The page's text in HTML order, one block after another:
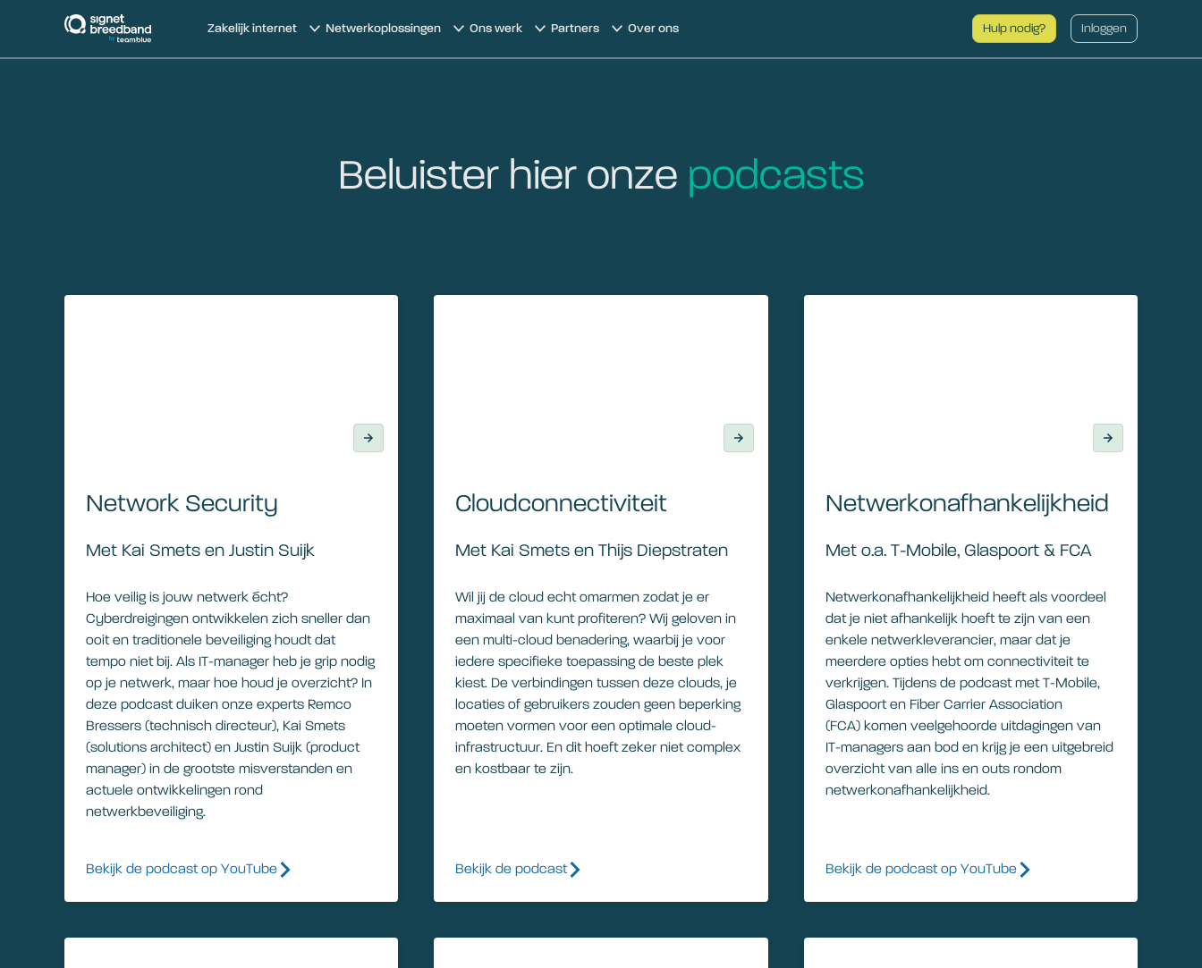
Zakelijk internet Netwerkoplossingen Ons werk Partners Over ons Hulp nodig? Inloggen
Beluister hier onze podcasts
Network Security
Met Kai Smets en Justin Suijk
Hoe veilig is jouw netwerk écht?
Cyberdreigingen ontwikkelen zich sneller dan
ooit en traditionele beveiliging houdt dat
tempo niet bij. Als IT-manager heb je grip nodig
op je netwerk, maar hoe houd je overzicht? In
deze podcast duiken onze experts Remco
Bressers (technisch directeur), Kai Smets
(solutions architect) en Justin Suijk (product
manager) in de grootste misverstanden en
actuele ontwikkelingen rond
netwerkbeveiliging.
Bekijk de podcast op YouTube
Cloudconnectiviteit
Met Kai Smets en Thijs Diepstraten
Wil jij de cloud echt omarmen zodat je er
maximaal van kunt profiteren? Wij geloven in
een multi-cloud benadering, waarbij je voor
iedere specifieke toepassing de beste plek
kiest. De verbindingen tussen deze clouds, je
locaties of gebruikers zouden geen beperking
moeten vormen voor een optimale cloud-
infrastructuur. En dit hoeft zeker niet complex
en kostbaar te zijn.
Bekijk de podcast
Netwerkonafhankelijkheid
Met o.a. T-Mobile, Glaspoort & FCA
Netwerkonafhankelijkheid heeft als voordeel
dat je niet afhankelijk hoeft te zijn van een
enkele netwerkleverancier, maar dat je
meerdere opties hebt om connectiviteit te
verkrijgen. Tijdens de podcast met T-Mobile,
Glaspoort en Fiber Carrier Association
(FCA) komen veelgehoorde uitdagingen van
IT-managers aan bod en krijg je een uitgebreid
overzicht van alle ins en outs rondom
netwerkonafhankelijkheid.
Bekijk de podcast op YouTube